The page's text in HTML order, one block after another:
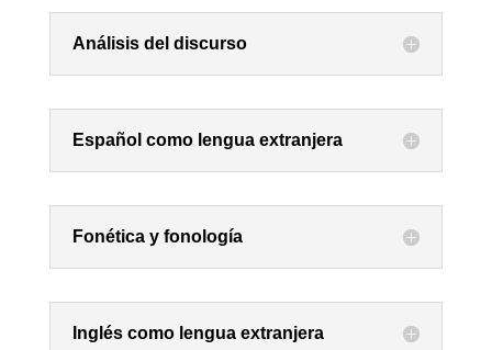
Análisis del discurso
Español como lengua extranjera
Fonética y fonología
Inglés como lengua extranjera